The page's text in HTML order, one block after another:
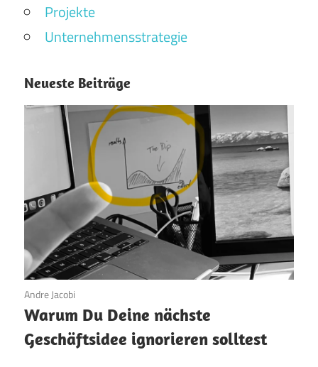
Projekte
Unternehmensstrategie
Neueste Beiträge
24. März 2026
Andre Jacobi
Warum Du Deine nächste
Geschäftsidee ignorieren solltest